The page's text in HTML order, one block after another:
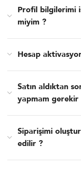
Profil bilgilerimi
miyim ?
Hesap
Satın aldıktan
yapmam gerekir
Siparişimi
edilir ?